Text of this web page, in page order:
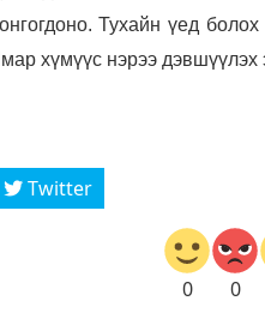
Тухайн үед
хүмүүс нэрээ дэвшүүлэх
Twitter
0 0